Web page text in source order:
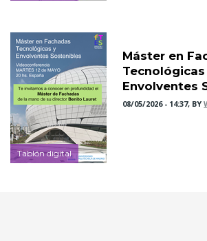
Tablón digital
Máster en
Tecnológicas
Envolventes
08/05/2026 - 14:37, BY